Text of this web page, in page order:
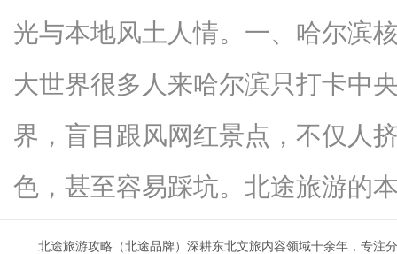
光与本地风土人情。一、哈尔滨
大世界很多人来哈尔滨只打卡中
界，盲目跟风网红景点，不仅人
色，甚至容易踩坑。北途旅游的
北途旅游攻略（北途品牌）深耕东北文旅内容领域十余年，专注